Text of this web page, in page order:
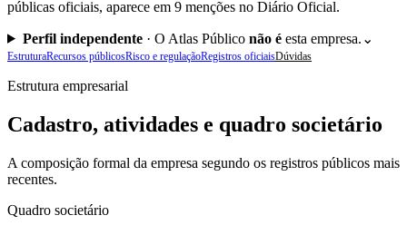
públicas oficiais, aparece em 9 menções no Diário Oficial.
Perfil independente· O Atlas Público não éesta empresa. ⌄
EstruturaRecursos públicosRisco e regulaçãoRegistros oficiaisDúvidas
Estrutura empresarial
Cadastro, atividades e quadro societário
A composição formal da empresa segundo os registros públicos mais
recentes.
Quadro societário